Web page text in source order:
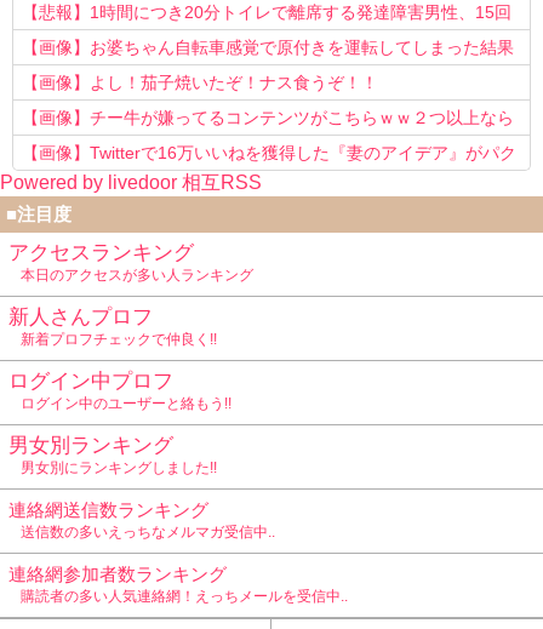
う知らない！」
【悲報】1時間につき20分トイレで離席する発達障害男性、15回
以上転職を重ねてしまう
【画像】お婆ちゃん自転車感覚で原付きを運転してしまった結果
www
【画像】よし！茄子焼いたぞ！ナス食うぞ！！
【画像】チー牛が嫌ってるコンテンツがこちらｗｗ２つ以上なら
確定ｗｗ
【画像】Twitterで16万いいねを獲得した『妻のアイデア』がパク
リで草www
Powered by livedoor 相互RSS
■注目度
アクセスランキング
本日のアクセスが多い人ランキング
新人さんプロフ
新着プロフチェックで仲良く!!
ログイン中プロフ
ログイン中のユーザーと絡もう!!
男女別ランキング
男女別にランキングしました!!
連絡網送信数ランキング
送信数の多いえっちなメルマガ受信中..
連絡網参加者数ランキング
購読者の多い人気連絡網！えっちメールを受信中..